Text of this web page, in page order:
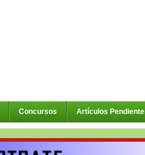
Concursos Artículos